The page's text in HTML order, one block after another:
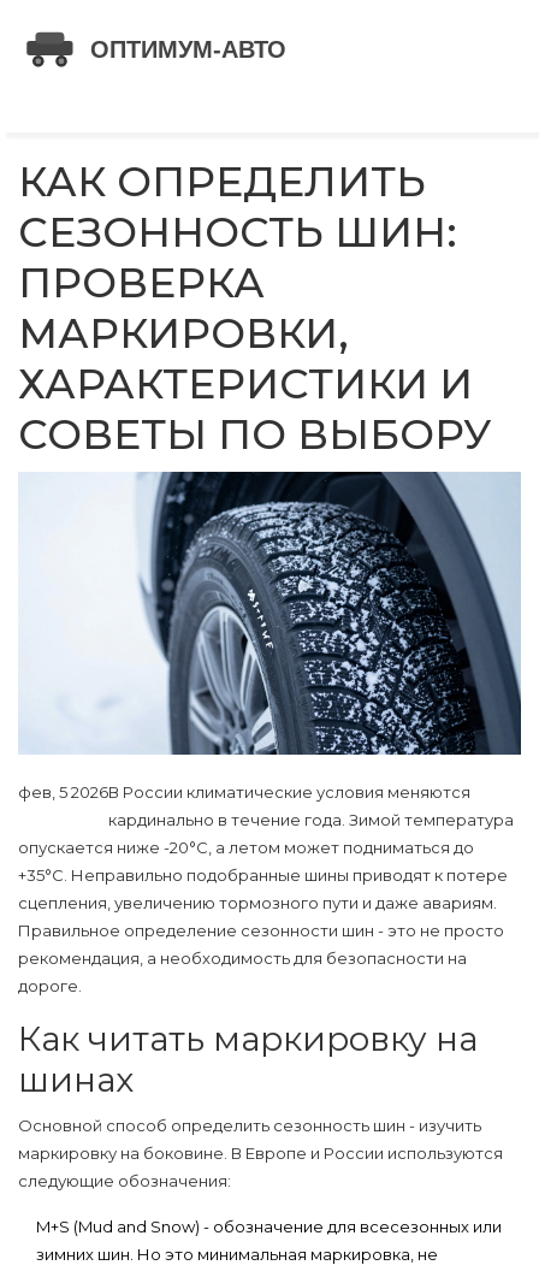
КАК ОПРЕДЕЛИТЬ
СЕЗОННОСТЬ ШИН:
ПРОВЕРКА
МАРКИРОВКИ,
ХАРАКТЕРИСТИКИ И
СОВЕТЫ ПО ВЫБОРУ
фев, 5 2026В России климатические условия меняются
кардинально в течение года. Зимой температура
опускается ниже -20°C, а летом может подниматься до
+35°C. Неправильно подобранные шины приводят к потере
сцепления, увеличению тормозного пути и даже авариям.
Правильное определение сезонности шин - это не просто
рекомендация, а необходимость для безопасности на
дороге.
Как читать маркировку на
шинах
Основной способ определить сезонность шин - изучить
маркировку на боковине. В Европе и России используются
следующие обозначения:
M+S (Mud and Snow) - обозначение для всесезонных или
зимних шин. Но это минимальная маркировка, не